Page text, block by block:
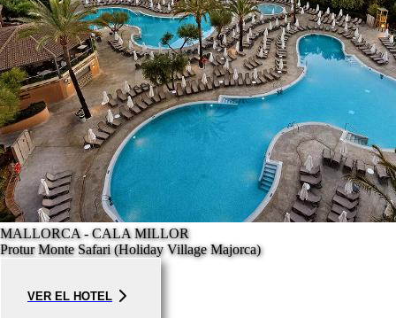
MALLORCA - CALA MILLOR
Protur Monte Safari (Holiday Village Majorca)
VER EL HOTEL